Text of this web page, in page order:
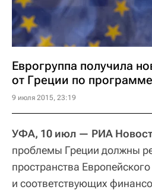
Еврогруппа получила
от Греции по
9 июля 2015, 23:19
УФА, 10 июл — РИА
проблемы Греции должны
пространства
и соответствующих